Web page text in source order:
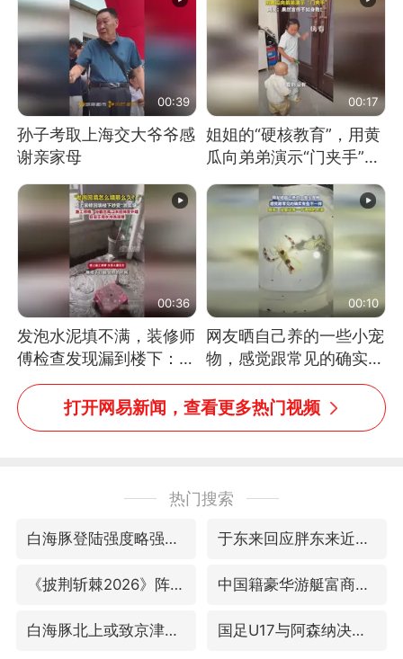
00:39
孙子考取上海交大爷爷感
谢亲家母
00:17
姐姐的“硬核教育”，用黄
瓜向弟弟演示“门夹手”，
教！
00:36
发泡水泥填不满，装修师
傅检查发现漏到楼下：出
风口未延伸到外墙
00:10
网友晒自己养的一些小宠
物，感觉跟常见的确实有
些不一样
打开网易新闻，查看更多热门视频
热门搜索
白海豚登陆强度略强于巴威 于东来回应胖东来近25年老店年底关闭
《披荆斩棘2026》阵容官宣 中国籍豪华游艇富商之子在泰国被杀
白海豚北上或致京津冀暴雨 国足U17与阿森纳决赛取消 并列冠军